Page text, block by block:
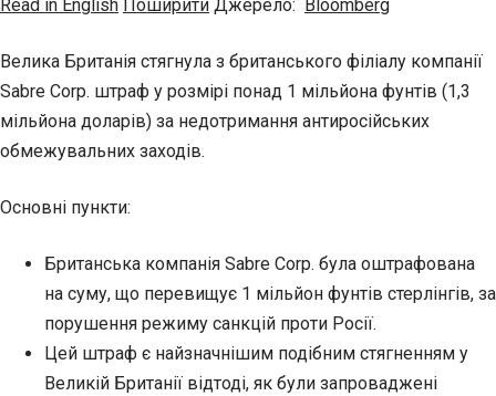
Read in English Поширити Джерело: Bloomberg
Велика Британія стягнула з британського філіалу компанії
Sabre Corp. штраф у розмірі понад 1 мільйона фунтів (1,3
мільйона доларів) за недотримання антиросійських
обмежувальних заходів.
Основні пункти:
Британська компанія Sabre Corp. була оштрафована
на суму, що перевищує 1 мільйон фунтів стерлінгів, за
порушення режиму санкцій проти Росії.
Цей штраф є найзначнішим подібним стягненням у
Великій Британії відтоді, як були запроваджені